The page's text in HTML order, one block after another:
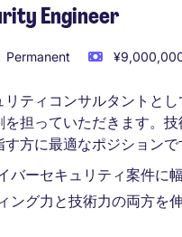
Engineer
Permanent
リティコンサルタントと
を担っていただきます。
方に最適なポジションで
バーセキュリティ案件に
ング力と技術力の両方を